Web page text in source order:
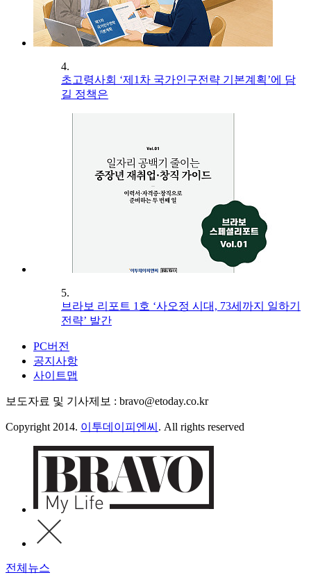
4.
초고령사회 ‘제1차 국가인구전략 기본계획’에 담
길 정책은
5.
브라보 리포트 1호 ‘사오정 시대, 73세까지 일하기
전략’ 발간
PC버전
공지사항
사이트맵
보도자료 및 기사제보 : bravo@etoday.co.kr
Copyright 2014. 이투데이피엔씨 . All rights reserved
전체뉴스